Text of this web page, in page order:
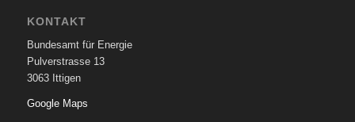
KONTAKT
Bundesamt für Energie
Pulverstrasse 13
3063 Ittigen
Google Maps